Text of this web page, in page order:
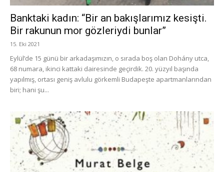
Banktaki kadın: “Bir an bakışlarımız kesişti.
Bir rakunun mor gözleriydi bunlar”
15. Eki 2021
Eylül’de 15 günü bir arkadaşımızın, o sırada boş olan Dohány utca,
68 numara, ikinci kattaki dairesinde geçirdik. 20. yüzyıl başında
yapılmış, ortası geniş avlulu görkemli Budapeşte apartmanlarından
biri; hani şu...